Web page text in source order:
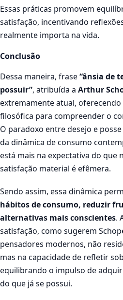
Essas práticas promovem
satisfação, incentivando
realmente importa na vida.
Conclusão
Dessa maneira, frase“ânsia de
possuir”, atribuída a Arthur
extremamente atual,
filosófica para compreender o
O paradoxo entre desejo e
da dinâmica de consumo
está mais na expectativa do que
satisfação material é efêmera.
Sendo assim, essa dinâmica
hábitos de consumo, reduzir
alternativas mais conscientes.
satisfação, como sugerem
pensadores modernos, não
mas na capacidade de refletir
equilibrando o impulso de
do que já se possui.